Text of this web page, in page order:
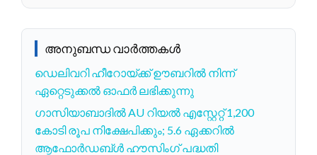
അനുബന്ധ വാർത്തകൾ
ഡെലിവറി ഹീറോയ്ക്ക് ഊബറിൽ നിന്ന്
ഏറ്റെടുക്കൽ ഓഫർ ലഭിക്കുന്നു
ഗാസിയാബാദില്‍ AU റിയല്‍ എസ്റ്റേറ്റ് 1,200
കോടി രൂപ നിക്ഷേപിക്കും; 5.6 ഏക്കറില്‍
ആഫോര്‍ഡബ്ള്‍ ഹൗസിംഗ് പദ്ധതി